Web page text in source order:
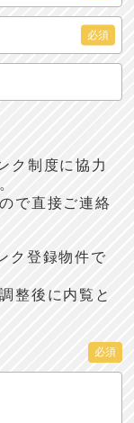
必須
ク制度に協力
で直接ご連絡
ク登録物件で
整後に内覧と
必須